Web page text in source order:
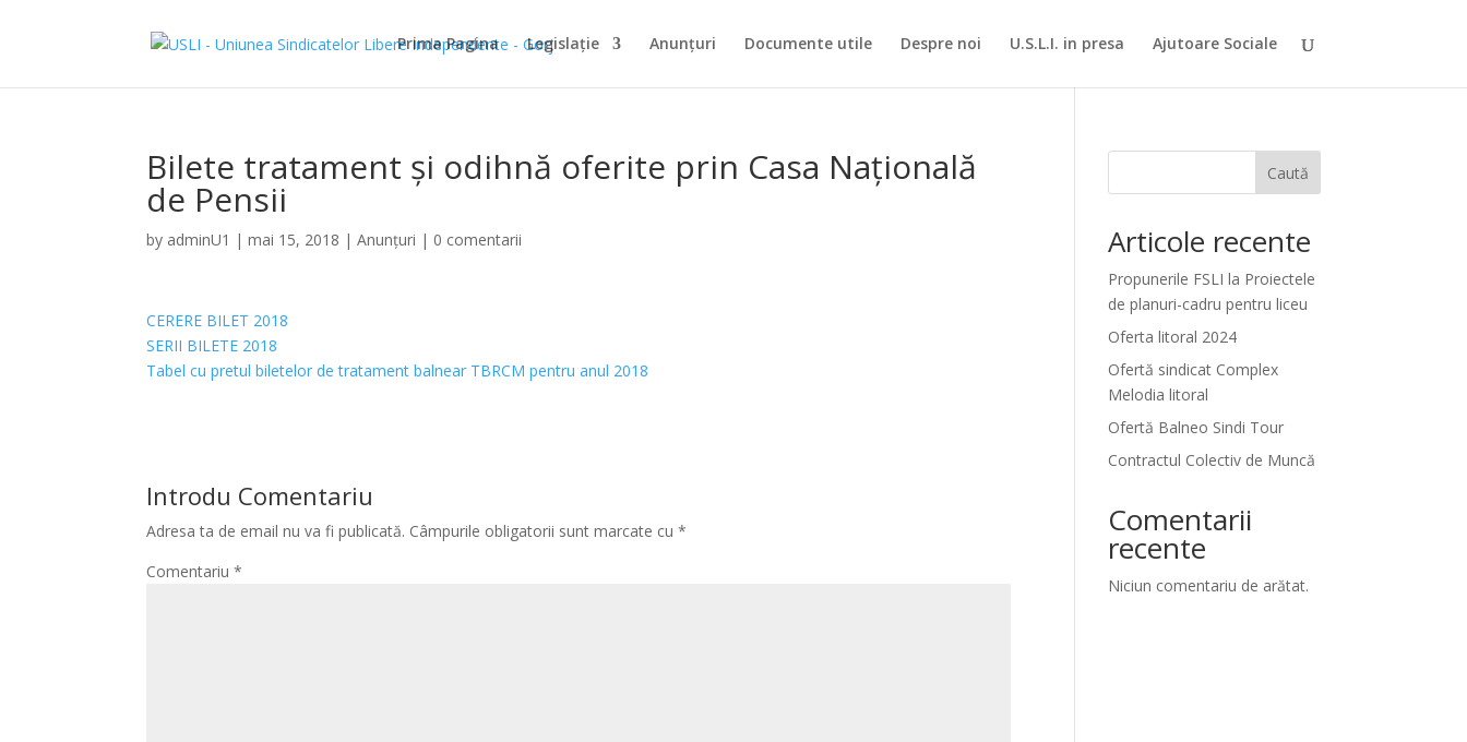
Prima Pagina Legislație Anunțuri Documente utile Despre noi U.S.L.I. in presa Ajutoare Sociale
Bilete tratament și odihnă oferite prin Casa Națională
de Pensii
by adminU1 |mai 15, 2018 |Anunțuri | 0 comentarii
CERERE BILET 2018
SERII BILETE 2018
Tabel cu pretul biletelor de tratament balnear TBRCM pentru anul 2018
Introdu Comentariu
Adresa ta de email nu va fi publicată. Câmpurile obligatorii sunt marcate cu*
Comentariu*
Caută
Articole recente
Propunerile FSLI la Proiectele
de planuri-cadru pentru liceu
Oferta litoral 2024
Ofertă sindicat Complex
Melodia litoral
Ofertă Balneo Sindi Tour
Contractul Colectiv de Muncă
Comentarii
recente
Niciun comentariu de arătat.